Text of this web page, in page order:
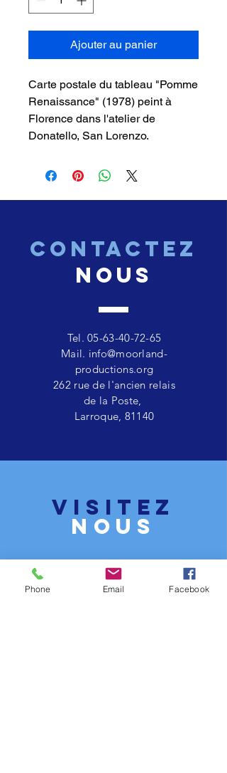
Ajouter au panier
Carte postale du tableau "Pomme
Renaissance" (1978) peint à
Florence dans l'atelier de
Donatello, San Lorenzo.
CONTACTEZ
nous
Tel.05-63-40-72-65
Mail. info@moorland-
productions.org
262 rue de l'ancien relais
de la Poste,
Larroque, 81140
VISITEZ
nous
Phone Email Facebook